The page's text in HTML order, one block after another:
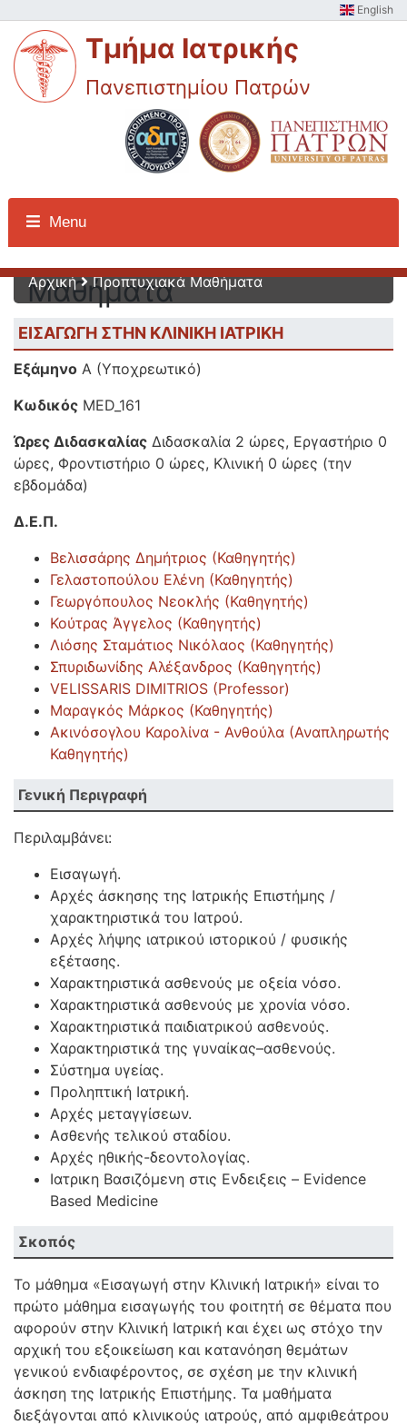
English
Τμήμα Ιατρικής
Πανεπιστημίου Πατρών
Menu
Προπτυχιακά
Μαθήματα
Αρχική Προπτυχιακά Μαθήματα
ΕΙΣΑΓΩΓΗ ΣΤΗΝ ΚΛΙΝΙΚΗ ΙΑΤΡΙΚΗ
Εξάμηνο Α (Υποχρεωτικό)
Κωδικός MED_161
Ώρες Διδασκαλίας Διδασκαλία 2 ώρες, Εργαστήριο 0
ώρες, Φροντιστήριο 0 ώρες, Κλινική 0 ώρες (την
εβδομάδα)
Δ.Ε.Π.
Βελισσάρης Δημήτριος (Καθηγητής)
Γελαστοπούλου Ελένη (Καθηγητής)
Γεωργόπουλος Νεοκλής (Καθηγητής)
Κούτρας Άγγελος (Καθηγητής)
Λιόσης Σταμάτιος Νικόλαος (Καθηγητής)
Σπυριδωνίδης Αλέξανδρος (Καθηγητής)
VELISSARIS DIMITRIOS (Professor)
Μαραγκός Μάρκος (Καθηγητής)
Ακινόσογλου Καρολίνα - Ανθούλα (Αναπληρωτής
Καθηγητής)
Γενική Περιγραφή
Περιλαμβάνει:
Εισαγωγή.
Αρχές άσκησης της Ιατρικής Επιστήμης /
χαρακτηριστικά του Ιατρού.
Αρχές λήψης ιατρικού ιστορικού / φυσικής
εξέτασης.
Χαρακτηριστικά ασθενούς με οξεία νόσο.
Χαρακτηριστικά ασθενούς με χρονία νόσο.
Χαρακτηριστικά παιδιατρικού ασθενούς.
Χαρακτηριστικά της γυναίκας–ασθενούς.
Σύστημα υγείας.
Προληπτική Ιατρική.
Αρχές μεταγγίσεων.
Ασθενής τελικού σταδίου.
Αρχές ηθικής-δεοντολογίας.
Ιατρικη Βασιζόμενη στις Ενδειξεις – Evidence
Based Medicine
Σκοπός
Το μάθημα «Εισαγωγή στην Κλινική Ιατρική» είναι το
πρώτο μάθημα εισαγωγής του φοιτητή σε θέματα που
αφορούν στην Κλινική Ιατρική και έχει ως στόχο την
αρχική του εξοικείωση και κατανόηση θεμάτων
γενικού ενδιαφέροντος, σε σχέση με την κλινική
άσκηση της Ιατρικής Επιστήμης. Τα μαθήματα
διεξάγονται από κλινικούς ιατρούς, από αμφιθεάτρου